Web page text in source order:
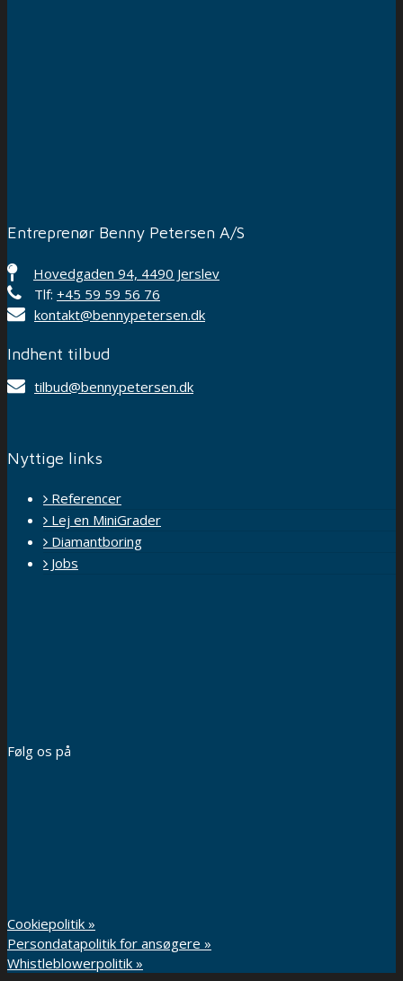
Entreprenør Benny Petersen A/S
Hovedgaden 94, 4490 Jerslev
Tlf: +45 59 59 56 76
kontakt@bennypetersen.dk
Indhent tilbud
tilbud@bennypetersen.dk
Nyttige links
Referencer
Lej en MiniGrader
Diamantboring
Jobs
Følg os på
Cookiepolitik »
Persondatapolitik for ansøgere »
Whistleblowerpolitik »